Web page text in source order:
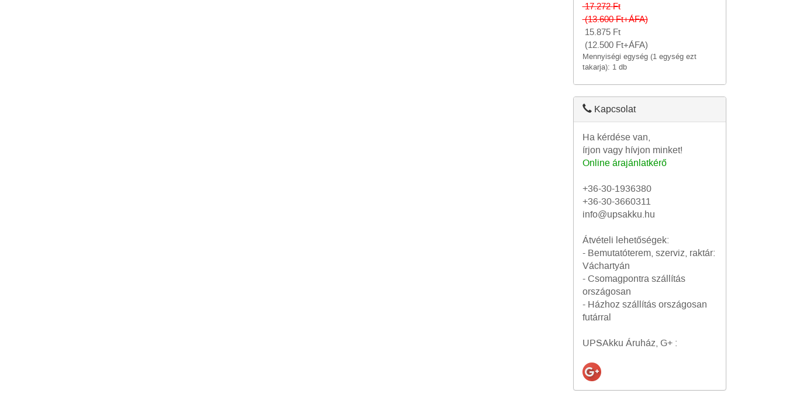
17.272Ft
(13.600Ft+ÁFA)
15.875 Ft
(12.500 Ft+ÁFA)
Mennyiségi egység (1 egység ezt
takarja): 1 db
Kapcsolat
Ha kérdése van,
írjon vagy hívjon minket!
Online árajánlatkérő
+36-30-1936380
+36-30-3660311
info@upsakku.hu
Átvételi lehetőségek:
- Bemutatóterem, szerviz, raktár:
Váchartyán
- Csomagpontra szállítás
országosan
- Házhoz szállítás országosan
futárral
UPSAkku Áruház, G+ :